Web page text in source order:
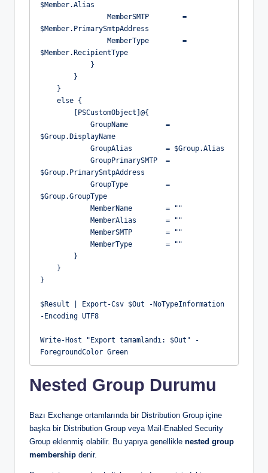
$Member.Alias
$Member.PrimarySmtpAddress
$Member.RecipientType
            }
        }
    }
    else {
        [PSCustomObject]@{
$Group.DisplayName
            GroupAlias        = $Group.Alias
$Group.PrimarySmtpAddress
$Group.GroupType
            MemberName        = ""
            MemberAlias       = ""
            MemberSMTP        = ""
            MemberType        = ""
        }
    }
}
$Result | Export-Csv $Out -NoTypeInformation
-Encoding UTF8
Write-Host "Export tamamlandı: $Out" -
ForegroundColor Green
Nested Group Durumu
Bazı Exchange ortamlarında bir Distribution Group içine
başka bir Distribution Group veya Mail-Enabled Security
Group eklenmiş olabilir. Bu yapıya genellikle nested group
membership denir.